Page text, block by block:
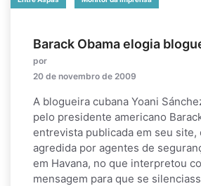
Barack Obama elogia
por
20 de novembro de 2009
A blogueira cubana Yoani
pelo presidente americano
entrevista publicada em seu site,
agredida por agentes de
em Havana, no que interpretou
mensagem para que se